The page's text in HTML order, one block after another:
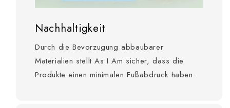
Nachhaltigkeit
Durch die Bevorzugung abbaubarer
Materialien stellt As I Am sicher, dass die
Produkte einen minimalen Fußabdruck haben.